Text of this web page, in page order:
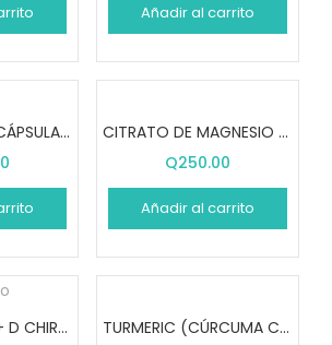
Añadir al carrito
BERBERINA (120 CÁPSULAS)
CITRATO DE MAGNESIO + CITRATO DE POTASIO (240 PASTILLAS)
Q250.00
Añadir al carrito
MYO INOSITOL + D CHIRO + FOLATE (120 CÁPSULAS)
TURMERIC (CÚRCUMA CON PIMIENTA NEGRA 1000 mg (60 CÁPSULAS)